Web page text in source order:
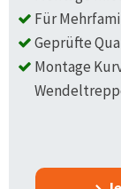
Für
Geprüfte
Montage